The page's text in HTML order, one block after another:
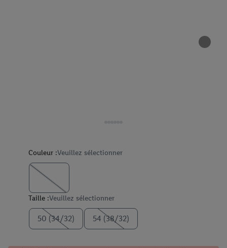
Couleur :Veuillez sélectionner
Taille :Veuillez sélectionner
50 (34/32) 54 (38/32)